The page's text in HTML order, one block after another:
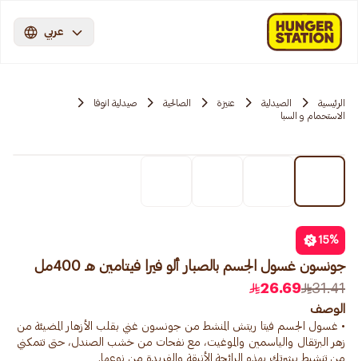
عربي
الرئيسية الصيدلية عنيزة الصالحية
صيدلية انوفا
الاستحمام و السبا
15%
جونسون غسول الجسم بالصبار ألو فيرا فيتامين هـ 400مل
31.41
26.69
الوصف
• غسول الجسم فيتا ريتش المنشط من جونسون غني بقلب الأزهار المضيئة من
زهر البرتقال والياسمين والموغيت، مع نفحات من خشب الصندل، حتى تتمكني